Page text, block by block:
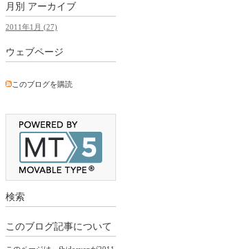
月別 アーカイブ
2011年1月 (27)
ウェブページ
このブログを購読
検索
このブログ記事について